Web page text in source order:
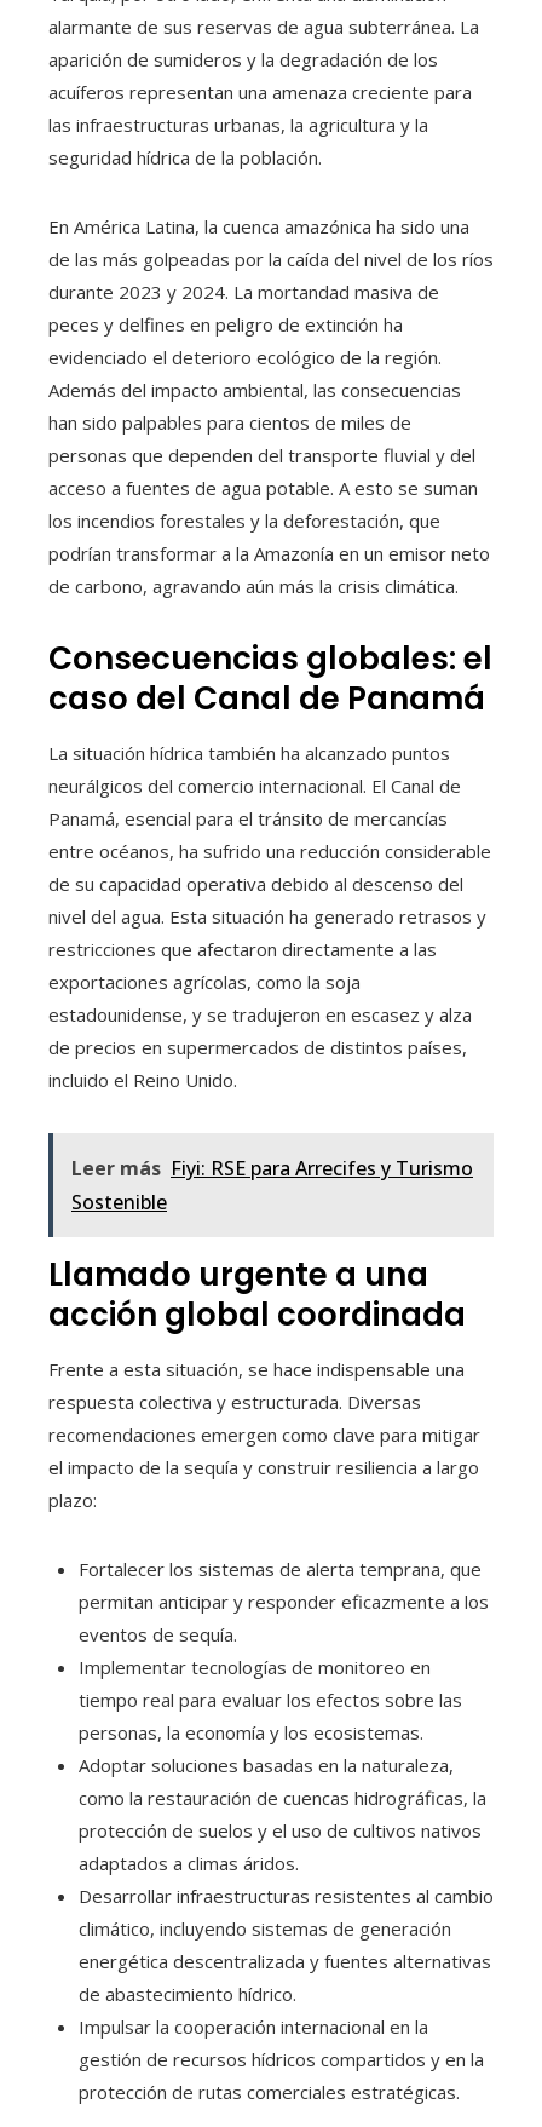
alarmante de sus reservas de agua subterránea. La
aparición de sumideros y la degradación de los
acuíferos representan una amenaza creciente para
las infraestructuras urbanas, la agricultura y la
seguridad hídrica de la población.
En América Latina, la cuenca amazónica ha sido una
de las más golpeadas por la caída del nivel de los ríos
durante 2023 y 2024. La mortandad masiva de
peces y delfines en peligro de extinción ha
evidenciado el deterioro ecológico de la región.
Además del impacto ambiental, las consecuencias
han sido palpables para cientos de miles de
personas que dependen del transporte fluvial y del
acceso a fuentes de agua potable. A esto se suman
los incendios forestales y la deforestación, que
podrían transformar a la Amazonía en un emisor neto
de carbono, agravando aún más la crisis climática.
Consecuencias globales: el
caso del Canal de Panamá
La situación hídrica también ha alcanzado puntos
neurálgicos del comercio internacional. El Canal de
Panamá, esencial para el tránsito de mercancías
entre océanos, ha sufrido una reducción considerable
de su capacidad operativa debido al descenso del
nivel del agua. Esta situación ha generado retrasos y
restricciones que afectaron directamente a las
exportaciones agrícolas, como la soja
estadounidense, y se tradujeron en escasez y alza
de precios en supermercados de distintos países,
incluido el Reino Unido.
Leer más Fiyi: RSE para Arrecifes y Turismo
Sostenible
Llamado urgente a una
acción global coordinada
Frente a esta situación, se hace indispensable una
respuesta colectiva y estructurada. Diversas
recomendaciones emergen como clave para mitigar
el impacto de la sequía y construir resiliencia a largo
plazo:
Fortalecer los sistemas de alerta temprana, que
permitan anticipar y responder eficazmente a los
eventos de sequía.
Implementar tecnologías de monitoreo en
tiempo real para evaluar los efectos sobre las
personas, la economía y los ecosistemas.
Adoptar soluciones basadas en la naturaleza,
como la restauración de cuencas hidrográficas, la
protección de suelos y el uso de cultivos nativos
adaptados a climas áridos.
Desarrollar infraestructuras resistentes al cambio
climático, incluyendo sistemas de generación
energética descentralizada y fuentes alternativas
de abastecimiento hídrico.
Impulsar la cooperación internacional en la
gestión de recursos hídricos compartidos y en la
protección de rutas comerciales estratégicas.